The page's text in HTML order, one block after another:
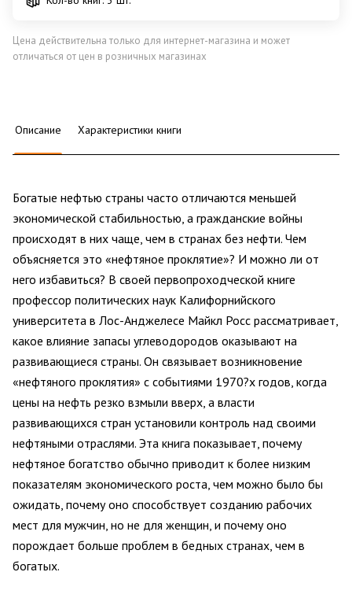
Цена действительна только для интернет-магазина и может
отличаться от цен в розничных магазинах
Описание Характеристики книги
Богатые нефтью страны часто отличаются меньшей
экономической стабильностью, а гражданские войны
происходят в них чаще, чем в странах без нефти. Чем
объясняется это «нефтяное проклятие»? И можно ли от
него избавиться? В своей первопроходческой книге
профессор политических наук Калифорнийского
университета в Лос-Анджелесе Майкл Росс рассматривает,
какое влияние запасы углеводородов оказывают на
развивающиеся страны. Он связывает возникновение
«нефтяного проклятия» с событиями 1970?х годов, когда
цены на нефть резко взмыли вверх, а власти
развивающихся стран установили контроль над своими
нефтяными отраслями. Эта книга показывает, почему
нефтяное богатство обычно приводит к более низким
показателям экономического роста, чем можно было бы
ожидать, почему оно способствует созданию рабочих
мест для мужчин, но не для женщин, и почему оно
порождает больше проблем в бедных странах, чем в
богатых.